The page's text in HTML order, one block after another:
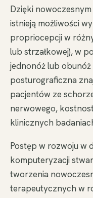
Dzięki
istnieją możliwości
propriocepcji w
lub strzałkowej), w
jednonóż lub obunóż
posturograficzna
pacjentów ze
nerwowego,
klinicznych
Postęp w rozwoju w
komputeryzacji
tworzenia
terapeutycznych w